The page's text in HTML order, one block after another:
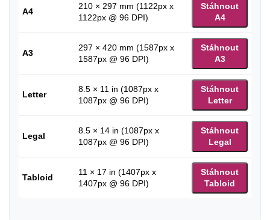
A4
210 × 297 mm (1122px x
1122px @ 96 DPI)
Stáhnout
A4
A3
297 × 420 mm (1587px x
1587px @ 96 DPI)
Stáhnout
A3
Letter
8.5 × 11 in (1087px x
1087px @ 96 DPI)
Stáhnout
Letter
Legal
8.5 × 14 in (1087px x
1087px @ 96 DPI)
Stáhnout
Legal
Tabloid
11 × 17 in (1407px x
1407px @ 96 DPI)
Stáhnout
Tabloid